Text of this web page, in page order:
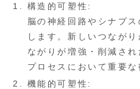
構造的可塑性:
脳の神経回路やシナプ
します。新しいつなが
ながりが増強・削減さ
プロセスにおいて重要
機能的可塑性: